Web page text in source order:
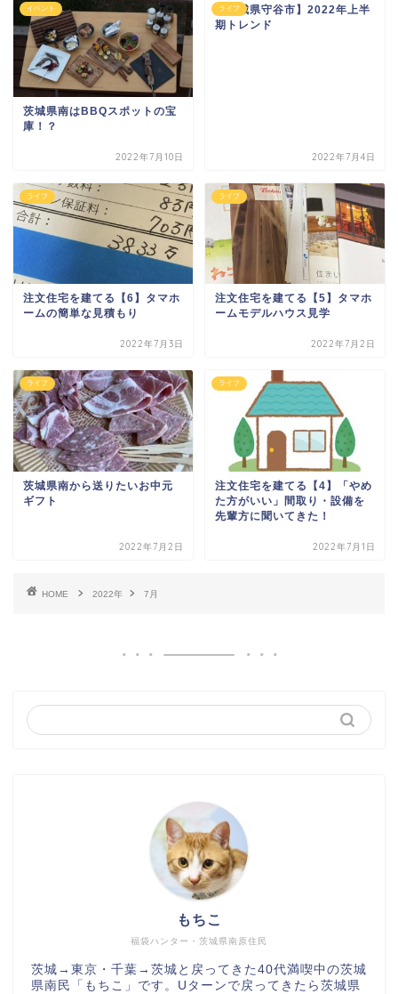
イベント
茨城県南はBBQスポットの宝
庫！？
2022年7月10日
ライフ
【茨城県守谷市】2022年上半
期トレンド
2022年7月4日
ライフ
注文住宅を建てる【6】タマホ
ームの簡単な見積もり
2022年7月3日
ライフ
注文住宅を建てる【5】タマホ
ームモデルハウス見学
2022年7月2日
ライフ
茨城県南から送りたいお中元
ギフト
2022年7月2日
ライフ
注文住宅を建てる【4】「やめ
た方がいい」間取り・設備を
先輩方に聞いてきた！
2022年7月1日
HOME 2022年 7月
福袋ハンター・茨城県南原住民
もちこ
茨城→東京・千葉→茨城と戻ってきた40代満喫中の茨城
県南民「もちこ」です。Uターンで戻ってきたら茨城県